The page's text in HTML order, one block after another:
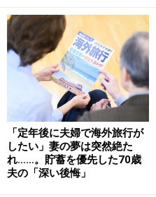
悪口は言わず、『ボクが
なんだと思います』って
キュンときたんですよね」
実際つきあってみると、
たりは意気投合。前の妻
慮がちに言った。
「基本的に謙虚な人柄で
「定年後に夫婦で海外旅行が
したい」妻の夢は突然絶た
れ……。貯蓄を優先した70歳
夫の「深い後悔」